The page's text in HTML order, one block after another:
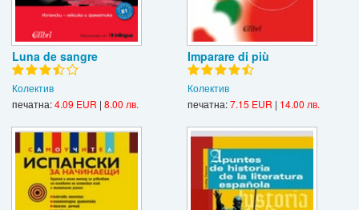
Luna de sangre
Колектив
печатна:4.09 EUR | 8.00 лв.
Imparare di più
Колектив
печатна:7.15 EUR | 14.00 лв.